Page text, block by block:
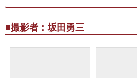
■撮影者：坂田勇三